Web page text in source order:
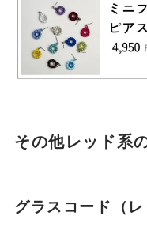
その他レッド系
グラスコード（レ